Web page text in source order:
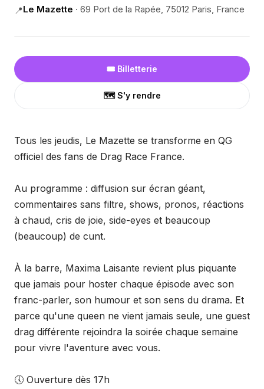
📍Le Mazette · 69 Port de la Rapée, 75012 Paris, France
🎟️ Billetterie
🗺️ S'y rendre
Tous les jeudis, Le Mazette se transforme en QG
officiel des fans de Drag Race France.
Au programme : diffusion sur écran géant,
commentaires sans filtre, shows, pronos, réactions
à chaud, cris de joie, side-eyes et beaucoup
(beaucoup) de cunt.
À la barre, Maxima Laisante revient plus piquante
que jamais pour hoster chaque épisode avec son
franc-parler, son humour et son sens du drama. Et
parce qu'une queen ne vient jamais seule, une guest
drag différente rejoindra la soirée chaque semaine
pour vivre l'aventure avec vous.
🕔 Ouverture dès 17h